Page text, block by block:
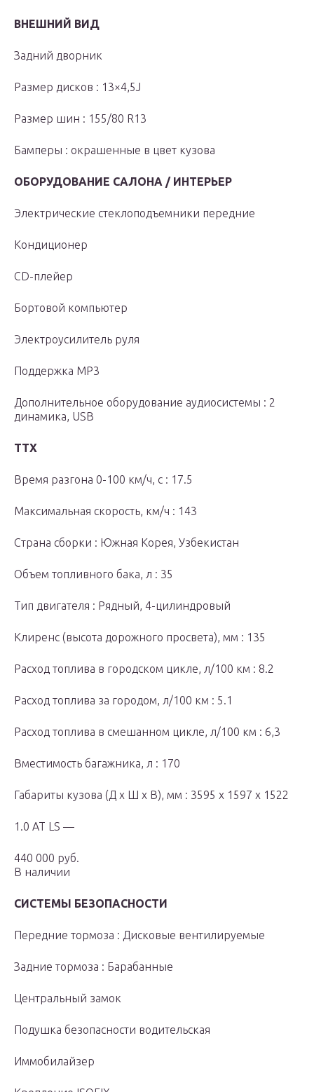
ВНЕШНИЙ ВИД
Задний дворник
Размер дисков : 13×4,5J
Размер шин : 155/80 R13
Бамперы : окрашенные в цвет кузова
ОБОРУДОВАНИЕ САЛОНА / ИНТЕРЬЕР
Электрические стеклоподъемники передние
Кондиционер
CD-плейер
Бортовой компьютер
Электроусилитель руля
Поддержка MP3
Дополнительное оборудование аудиосистемы : 2
динамика, USB
ТТХ
Время разгона 0-100 км/ч, с : 17.5
Максимальная скорость, км/ч : 143
Страна сборки : Южная Корея, Узбекистан
Объем топливного бака, л : 35
Тип двигателя : Рядный, 4-цилиндровый
Клиренс (высота дорожного просвета), мм : 135
Расход топлива в городском цикле, л/100 км : 8.2
Расход топлива за городом, л/100 км : 5.1
Расход топлива в смешанном цикле, л/100 км : 6,3
Вместимость багажника, л : 170
Габариты кузова (Д x Ш x В), мм : 3595 x 1597 x 1522
1.0 AT LS —
440 000 руб.
В наличии
СИСТЕМЫ БЕЗОПАСНОСТИ
Передние тормоза : Дисковые вентилируемые
Задние тормоза : Барабанные
Центральный замок
Подушка безопасности водительская
Иммобилайзер